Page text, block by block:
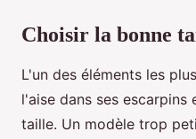
Choisir la bonne
L'un des éléments les
l'aise dans ses
taille. Un modèle trop